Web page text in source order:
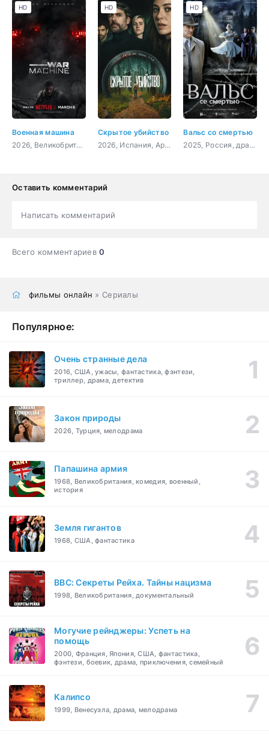
Военная машина
2026, Великобритания, Австралия, Новая Зеландия, США, фантастика, боевик
HD
Скрытое убийство
2026, Испания, Аргентина, триллер, криминал, детектив
HD
Вальс со смертью
2025, Россия, драма, военный
HD
Оставить комментарий
Написать комментарий
Всего комментариев0
фильмы онлайн » Сериалы
Популярное:
Очень странные дела
2016, США, ужасы, фантастика, фэнтези,
триллер, драма, детектив
Закон природы
2026, Турция, мелодрама
Папашина армия
1968, Великобритания, комедия, военный,
история
Земля гигантов
1968, США, фантастика
BBC: Секреты Рейха. Тайны нацизма
1998, Великобритания, документальный
Могучие рейнджеры: Успеть на
помощь
2000, Франция, Япония, США, фантастика,
фэнтези, боевик, драма, приключения, семейный
Калипсо
1999, Венесуэла, драма, мелодрама